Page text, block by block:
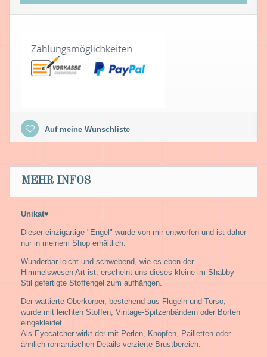
Auf meine Wunschliste
MEHR INFOS
Unikat♥
Dieser einzigartige "Engel" wurde von mir entworfen und ist daher
nur in meinem Shop erhältlich.
Wunderbar leicht und schwebend, wie es eben der
Himmelswesen Art ist, erscheint uns dieses kleine im Shabby
Stil gefertigte Stoffengel zum aufhängen.
Der wattierte Oberkörper, bestehend aus Flügeln und Torso,
wurde mit leichten Stoffen, Vintage-Spitzenbändern oder Borten
eingekleidet.
Als Eyecatcher wirkt der mit Perlen, Knöpfen, Pailletten oder
ähnlich romantischen Details verzierte Brustbereich.